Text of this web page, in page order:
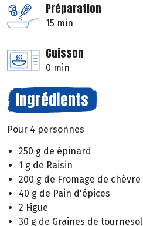
Préparation
15 min
Cuisson
0 min
Ingrédients
Pour 4 personnes
250 g de épinard
1 g de Raisin
200 g de Fromage de chèvre
40 g de Pain d'épices
2 Figue
30 g de Graines de tournesol